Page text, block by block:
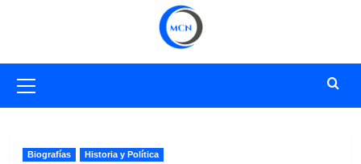
primario
Biografías Historia y Política